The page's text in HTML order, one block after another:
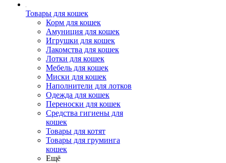
Товары для кошек
Корм для кошек
Амуниция для кошек
Игрушки для кошек
Лакомства для кошек
Лотки для кошек
Мебель для кошек
Миски для кошек
Наполнители для лотков
Одежда для кошек
Переноски для кошек
Средства гигиены для
кошек
Товары для котят
Товары для груминга
кошек
Ещё